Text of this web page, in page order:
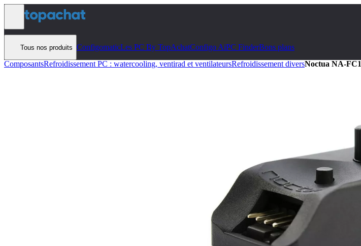
Aller au contenu
Tous nos produits ConfigomaticLes PC By TopAchatConfigo AiPC FinderBons plans
ComposantsRefroidissement PC : watercooling, ventirad et ventilateursRefroidissement diversNoctua NA-FC1